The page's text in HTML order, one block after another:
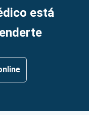
está